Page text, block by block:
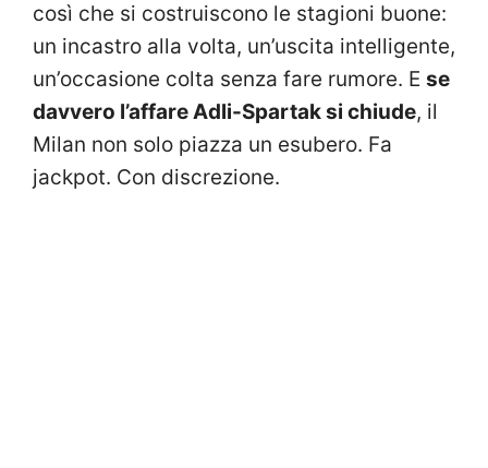
così che si costruiscono le stagioni buone:
un incastro alla volta, un’uscita intelligente,
un’occasione colta senza fare rumore. E se
davvero l’affare Adli-Spartak si chiude, il
Milan non solo piazza un esubero. Fa
jackpot. Con discrezione.